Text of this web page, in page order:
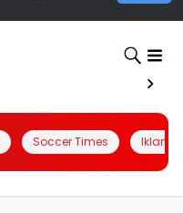
Soccer Times Iklanin